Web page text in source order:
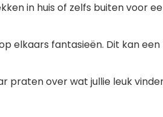
in huis of zelfs buiten voor
elkaars fantasieën. Dit kan een
praten over wat jullie leuk